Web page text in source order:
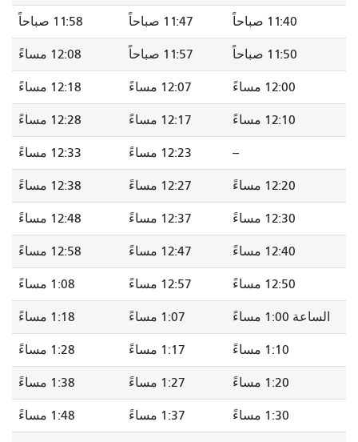
11:40 صباحاً 11:47 صباحاً 11:58 صباحاً
11:50 صباحاً 11:57 صباحاً 12:08 مساءً
12:00 مساءً 12:07 مساءً 12:18 مساءً
12:10 مساءً 12:17 مساءً 12:28 مساءً
-- 12:23 مساءً 12:33 مساءً
12:20 مساءً 12:27 مساءً 12:38 مساءً
12:30 مساءً 12:37 مساءً 12:48 مساءً
12:40 مساءً 12:47 مساءً 12:58 مساءً
12:50 مساءً 12:57 مساءً 1:08 مساءً
الساعة 1:00 مساءً 1:07 مساءً 1:18 مساءً
1:10 مساءً 1:17 مساءً 1:28 مساءً
1:20 مساءً 1:27 مساءً 1:38 مساءً
1:30 مساءً 1:37 مساءً 1:48 مساءً